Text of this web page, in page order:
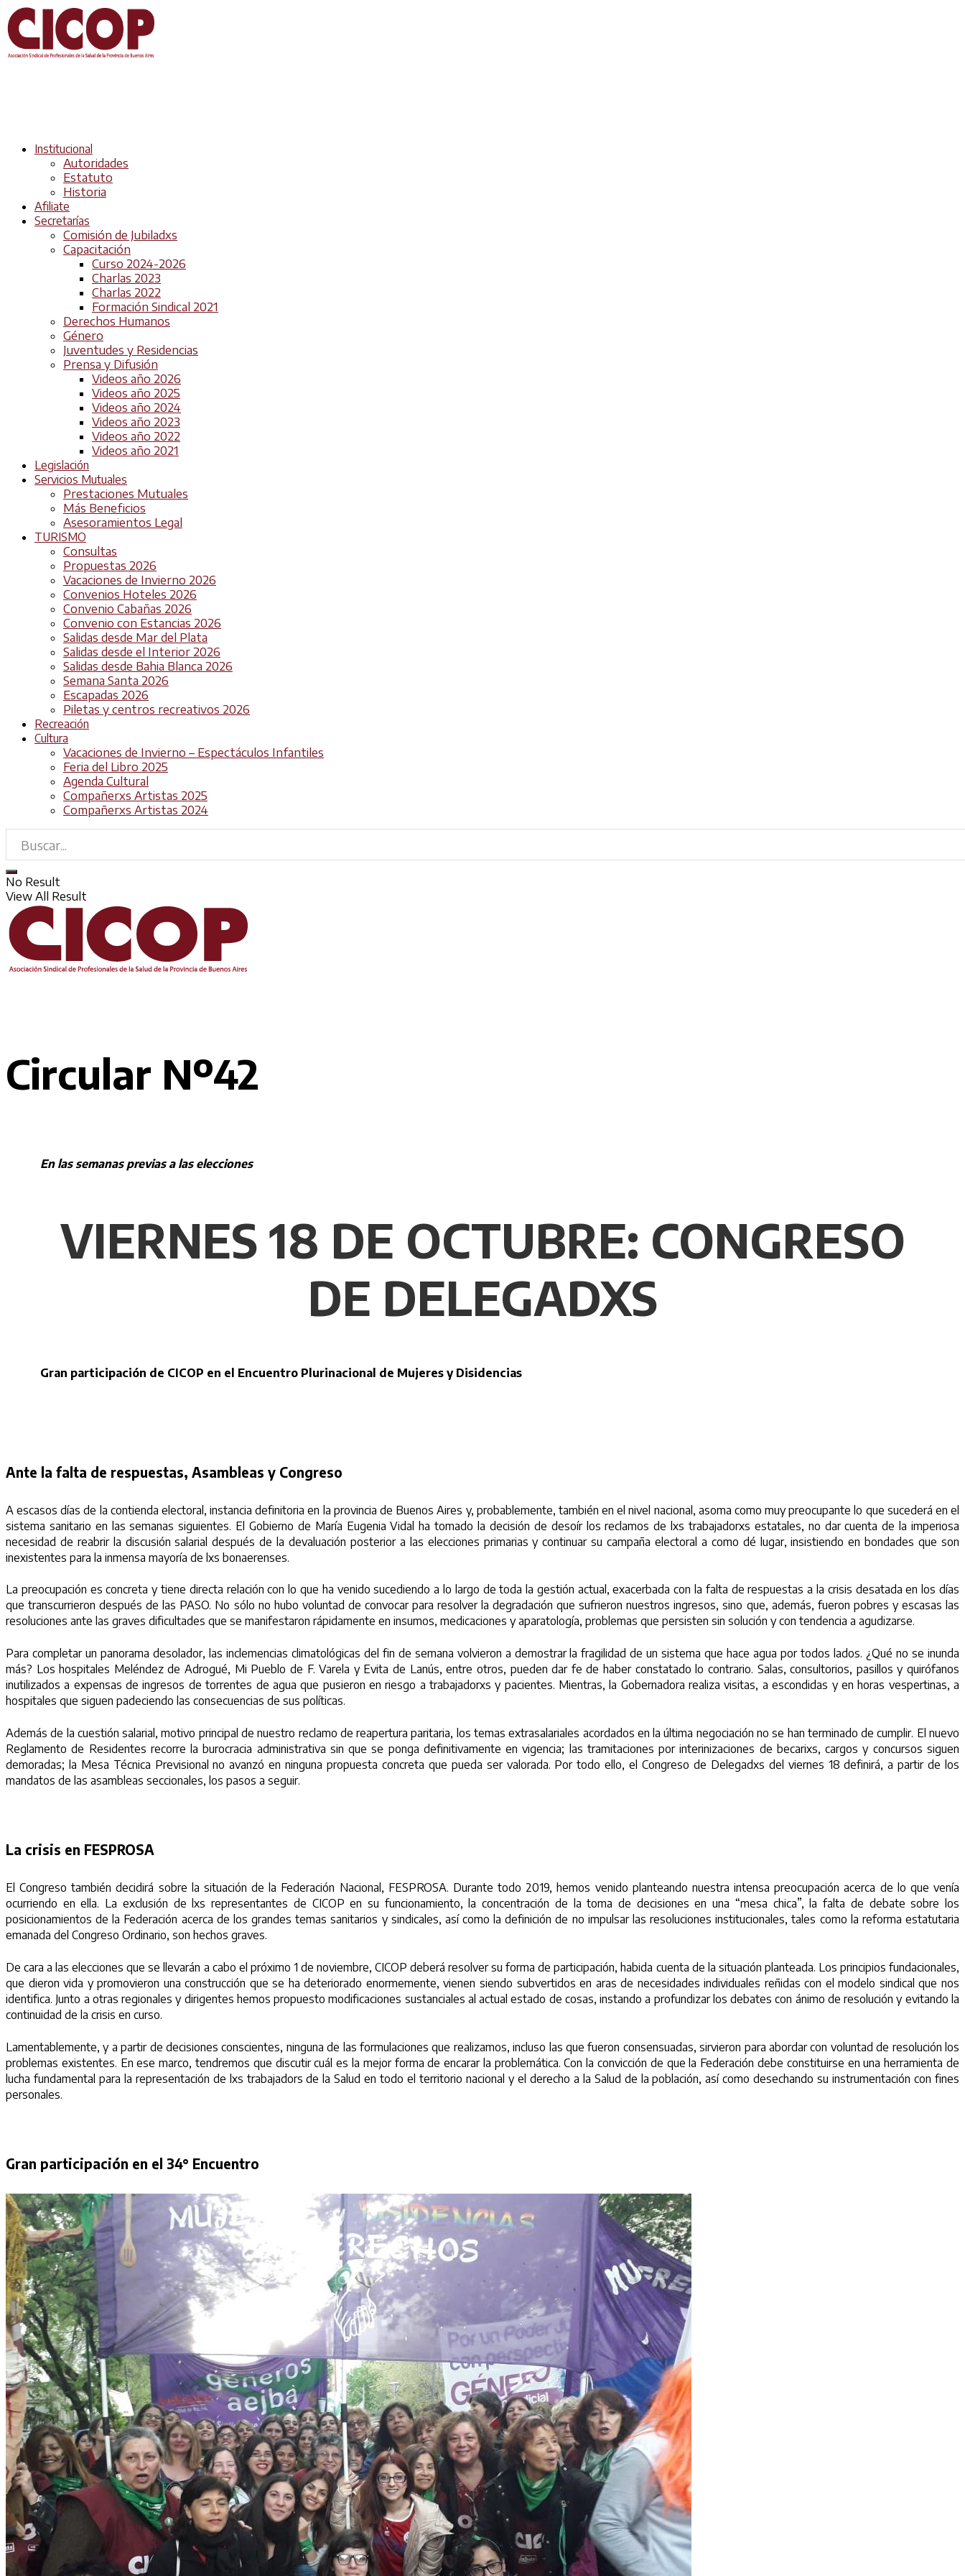
Institucional
Autoridades
Estatuto
Historia
Afiliate
Secretarías
Comisión de Jubiladxs
Capacitación
Curso 2024-2026
Charlas 2023
Charlas 2022
Formación Sindical 2021
Derechos Humanos
Género
Juventudes y Residencias
Prensa y Difusión
Videos año 2026
Videos año 2025
Videos año 2024
Videos año 2023
Videos año 2022
Videos año 2021
Legislación
Servicios Mutuales
Prestaciones Mutuales
Más Beneficios
Asesoramientos Legal
TURISMO
Consultas
Propuestas 2026
Vacaciones de Invierno 2026
Convenios Hoteles 2026
Convenio Cabañas 2026
Convenio con Estancias 2026
Salidas desde Mar del Plata
Salidas desde el Interior 2026
Salidas desde Bahia Blanca 2026
Semana Santa 2026
Escapadas 2026
Piletas y centros recreativos 2026
Recreación
Cultura
Vacaciones de Invierno – Espectáculos Infantiles
Feria del Libro 2025
Agenda Cultural
Compañerxs Artistas 2025
Compañerxs Artistas 2024
No Result
View All Result
Circular Nº42
En las semanas previas a las elecciones
VIERNES 18 DE OCTUBRE: CONGRESO
DE DELEGADXS
Gran participación de CICOP en el Encuentro Plurinacional de Mujeres y Disidencias
Ante la falta de respuestas, Asambleas y Congreso
A escasos días de la contienda electoral, instancia definitoria en la provincia de Buenos Aires y, probablemente, también en el nivel nacional, asoma como muy preocupante lo que sucederá en el
sistema sanitario en las semanas siguientes. El Gobierno de María Eugenia Vidal ha tomado la decisión de desoír los reclamos de lxs trabajadorxs estatales, no dar cuenta de la imperiosa
necesidad de reabrir la discusión salarial después de la devaluación posterior a las elecciones primarias y continuar su campaña electoral a como dé lugar, insistiendo en bondades que son
inexistentes para la inmensa mayoría de lxs bonaerenses.
La preocupación es concreta y tiene directa relación con lo que ha venido sucediendo a lo largo de toda la gestión actual, exacerbada con la falta de respuestas a la crisis desatada en los días
que transcurrieron después de las PASO. No sólo no hubo voluntad de convocar para resolver la degradación que sufrieron nuestros ingresos, sino que, además, fueron pobres y escasas las
resoluciones ante las graves dificultades que se manifestaron rápidamente en insumos, medicaciones y aparatología, problemas que persisten sin solución y con tendencia a agudizarse.
Para completar un panorama desolador, las inclemencias climatológicas del fin de semana volvieron a demostrar la fragilidad de un sistema que hace agua por todos lados. ¿Qué no se inunda
más? Los hospitales Meléndez de Adrogué, Mi Pueblo de F. Varela y Evita de Lanús, entre otros, pueden dar fe de haber constatado lo contrario. Salas, consultorios, pasillos y quirófanos
inutilizados a expensas de ingresos de torrentes de agua que pusieron en riesgo a trabajadorxs y pacientes. Mientras, la Gobernadora realiza visitas, a escondidas y en horas vespertinas, a
hospitales que siguen padeciendo las consecuencias de sus políticas.
Además de la cuestión salarial, motivo principal de nuestro reclamo de reapertura paritaria, los temas extrasalariales acordados en la última negociación no se han terminado de cumplir. El nuevo
Reglamento de Residentes recorre la burocracia administrativa sin que se ponga definitivamente en vigencia; las tramitaciones por interinizaciones de becarixs, cargos y concursos siguen
demoradas; la Mesa Técnica Previsional no avanzó en ninguna propuesta concreta que pueda ser valorada. Por todo ello, el Congreso de Delegadxs del viernes 18 definirá, a partir de los
mandatos de las asambleas seccionales, los pasos a seguir.
La crisis en FESPROSA
El Congreso también decidirá sobre la situación de la Federación Nacional, FESPROSA. Durante todo 2019, hemos venido planteando nuestra intensa preocupación acerca de lo que venía
ocurriendo en ella. La exclusión de lxs representantes de CICOP en su funcionamiento, la concentración de la toma de decisiones en una “mesa chica”, la falta de debate sobre los
posicionamientos de la Federación acerca de los grandes temas sanitarios y sindicales, así como la definición de no impulsar las resoluciones institucionales, tales como la reforma estatutaria
emanada del Congreso Ordinario, son hechos graves.
De cara a las elecciones que se llevarán a cabo el próximo 1 de noviembre, CICOP deberá resolver su forma de participación, habida cuenta de la situación planteada. Los principios fundacionales,
que dieron vida y promovieron una construcción que se ha deteriorado enormemente, vienen siendo subvertidos en aras de necesidades individuales reñidas con el modelo sindical que nos
identifica. Junto a otras regionales y dirigentes hemos propuesto modificaciones sustanciales al actual estado de cosas, instando a profundizar los debates con ánimo de resolución y evitando la
continuidad de la crisis en curso.
Lamentablemente, y a partir de decisiones conscientes, ninguna de las formulaciones que realizamos, incluso las que fueron consensuadas, sirvieron para abordar con voluntad de resolución los
problemas existentes. En ese marco, tendremos que discutir cuál es la mejor forma de encarar la problemática. Con la convicción de que la Federación debe constituirse en una herramienta de
lucha fundamental para la representación de lxs trabajadors de la Salud en todo el territorio nacional y el derecho a la Salud de la población, así como desechando su instrumentación con fines
personales.
Gran participación en el 34° Encuentro